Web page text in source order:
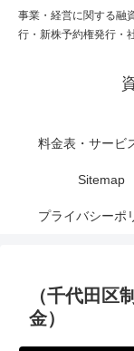
事業・経営に関する融
行・新株予約権発行・
料金表・サービ
Sitemap
プライバシーポ
（千代田区
金）